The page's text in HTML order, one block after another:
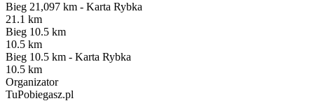
Bieg 21,097 km - Karta Rybka
21.1 km
Bieg 10.5 km
10.5 km
Bieg 10.5 km - Karta Rybka
10.5 km
Organizator
TuPobiegasz.pl